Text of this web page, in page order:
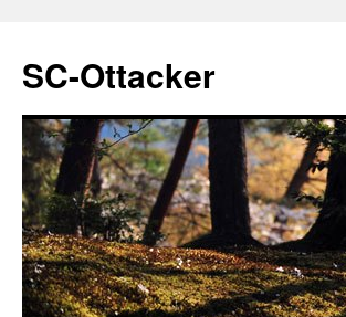
SC-Ottacker